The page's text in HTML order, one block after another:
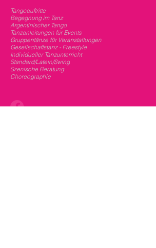
Tangoauftritte
Begegnung im Tanz
Argentinischer Tango
Tanzanleitungen für Events
Gruppentänze für Veranstaltungen
Gesellschaftstanz - Freestyle
Individueller Tanzunterricht
Standard/Latein/Swing
Szenische Beratung
Choreographie